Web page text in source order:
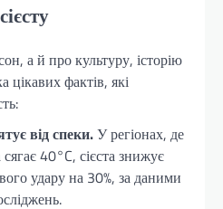
а й про культуру, історію
цікавих фактів, які
від спеки.У регіонах, де
40°C, сієста знижує
удару на 30%, за даними